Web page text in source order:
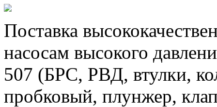
Поставка
насосам высокого
507 (БРС, РВД, втулки,
пробковый, плунжер,